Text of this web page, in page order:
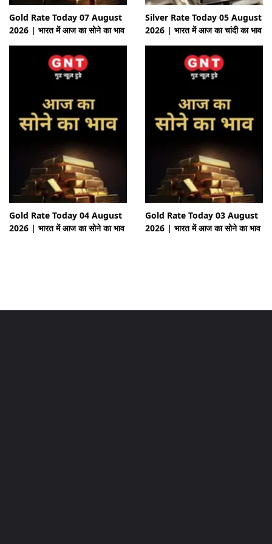
Gold Rate Today 07 August
2026 | भारत में आज का सोने का भाव
Silver Rate Today 05 August
2026 | भारत में आज का चांदी का भाव
Gold Rate Today 04 August
2026 | भारत में आज का सोने का भाव
Gold Rate Today 03 August
2026 | भारत में आज का सोने का भाव